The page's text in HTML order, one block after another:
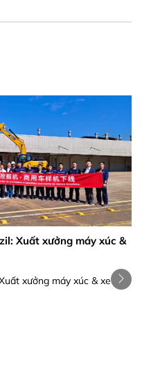
xưởng máy xúc &
xưởng máy xúc & xe